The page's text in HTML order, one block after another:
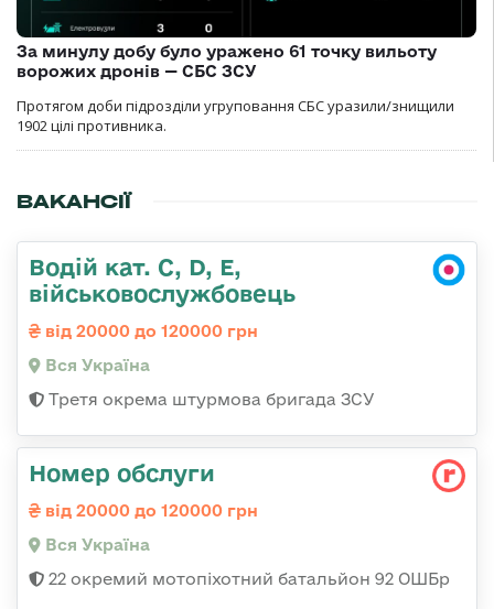
За минулу добу було уражено 61 точку вильоту
ворожих дронів — СБС ЗСУ
Протягом доби підрозділи угруповання СБС уразили/знищили
1902 цілі противника.
ВАКАНСІЇ
Водій кат. С, D, Е,
військовослужбовець
від 20000 до 120000 грн
Вся Україна
Третя окрема штурмова бригада ЗСУ
Номер обслуги
від 20000 до 120000 грн
Вся Україна
22 окремий мотопіхотний батальйон 92 ОШБр